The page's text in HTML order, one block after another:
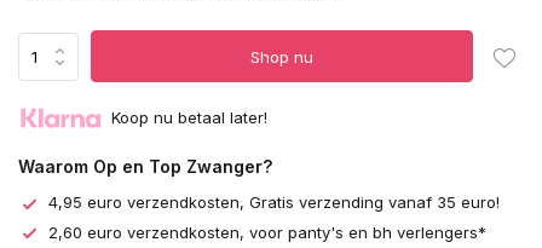
Shop nu
Koop nu betaal later!
Waarom Op en Top Zwanger?
4,95 euro verzendkosten, Gratis verzending vanaf 35 euro!
2,60 euro verzendkosten, voor panty's en bh verlengers*